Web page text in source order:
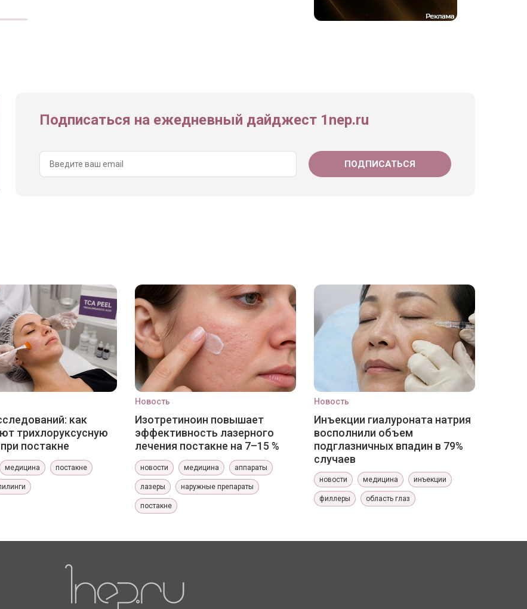
Подписаться на ежедневный дайджест 1nep.ru
как
трихлоруксусную
постакне
медицина постакне
Новость
Изотретиноин повышает
эффективность лазерного
лечения постакне на 7–15 %
новости медицина аппараты
лазеры наружные препараты
постакне
Новость
Инъекции гиалуроната натрия
восполнили объем
подглазничных впадин в 79%
случаев
новости медицина инъекции
филлеры область глаз